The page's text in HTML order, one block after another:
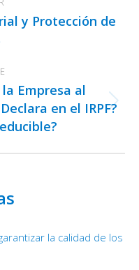
y Protección de
la Empresa al
en el IRPF?
la calidad de los